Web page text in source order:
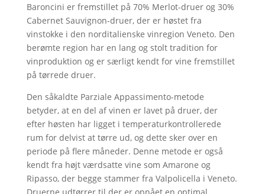
Baroncini er fremstillet på 70% Merlot-druer og 30%
Cabernet Sauvignon-druer, der er høstet fra
vinstokke i den norditalienske vinregion Veneto. Den
berømte region har en lang og stolt tradition for
vinproduktion og er særligt kendt for vine fremstillet
på tørrede druer.
Den såkaldte Parziale Appassimento-metode
betyder, at en del af vinen er lavet på druer, der
efter høsten har ligget i temperaturkontrollerede
rum for delvist at tørre ud, og dette sker over en
periode på flere måneder. Denne metode er også
kendt fra højt værdsatte vine som Amarone og
Ripasso, der begge stammer fra Valpolicella i Veneto.